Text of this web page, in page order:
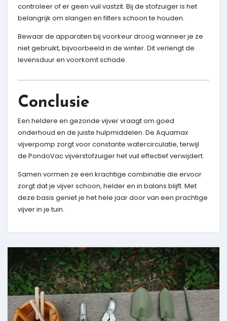
controleer of er geen vuil vastzit. Bij de stofzuiger is het
belangrijk om slangen en filters schoon te houden.
Bewaar de apparaten bij voorkeur droog wanneer je ze
niet gebruikt, bijvoorbeeld in de winter. Dit verlengt de
levensduur en voorkomt schade.
Conclusie
Een heldere en gezonde vijver vraagt om goed
onderhoud en de juiste hulpmiddelen. De Aquamax
vijverpomp zorgt voor constante watercirculatie, terwijl
de PondoVac vijverstofzuiger het vuil effectief verwijdert.
Samen vormen ze een krachtige combinatie die ervoor
zorgt dat je vijver schoon, helder en in balans blijft. Met
deze basis geniet je het hele jaar door van een prachtige
vijver in je tuin.